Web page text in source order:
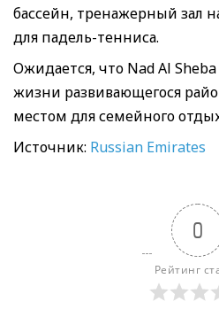
бассейн, тренажерный зал
для падель-тенниса.
Ожидается, что Nad Al
жизни развивающегося
местом для семейного
Источник: Russian Emirates
0
Рейтинг